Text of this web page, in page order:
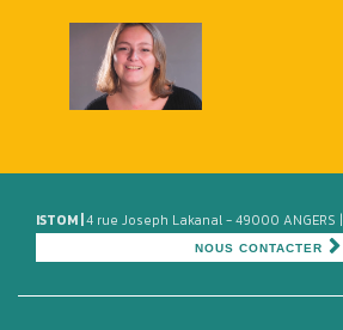
ISTOM | 4 rue Joseph Lakanal - 49000 ANGERS |
NOUS CONTACTER